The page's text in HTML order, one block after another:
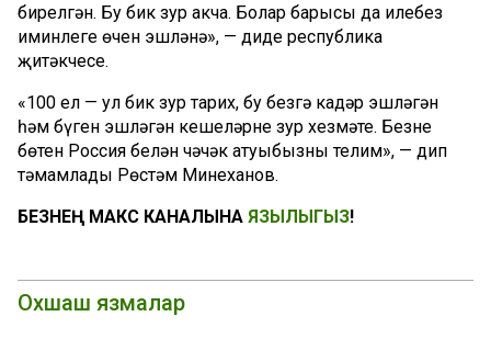
бирелгән. Бу бик зур акча. Болар барысы да илебез
иминлеге өчен эшләнә», — диде республика
җитәкчесе.
«100 ел — ул бик зур тарих, бу безгә кадәр эшләгән
һәм бүген эшләгән кешеләрнең зур хезмәте. Безнең
бөтен Россия белән чәчәк атуыбызны телим», — дип
тәмамлады Рөстәм Миңнеханов.
БЕЗНЕҢ МАКС КАНАЛЫНА ЯЗЫЛЫГЫЗ!
Охшаш язмалар